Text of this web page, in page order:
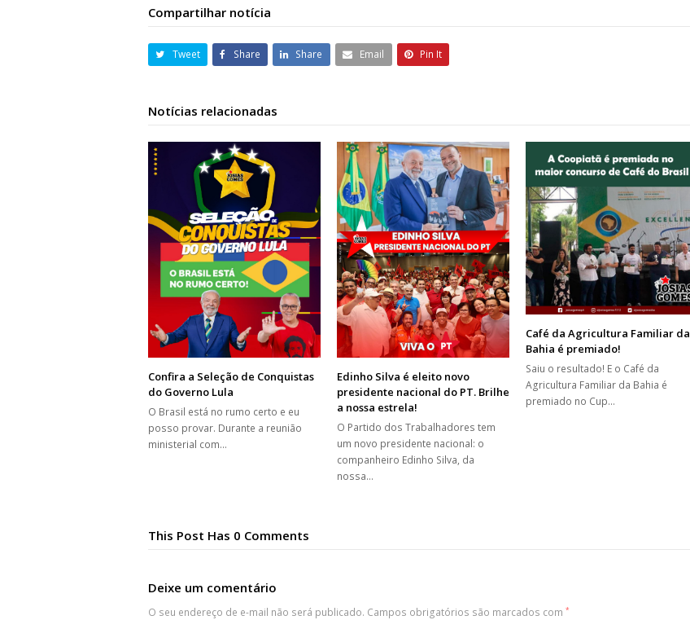
Compartilhar notícia
Tweet Share Share Email Pin It
Notícias relacionadas
Confira a Seleção de Conquistas
do Governo Lula
O Brasil está no rumo certo e eu
posso provar. Durante a reunião
ministerial com…
Edinho Silva é eleito novo
presidente nacional do PT. Brilhe
a nossa estrela!
O Partido dos Trabalhadores tem
um novo presidente nacional: o
companheiro Edinho Silva, da
nossa…
Café da Agricultura Familiar da
Bahia é premiado!
Saiu o resultado! E o Café da
Agricultura Familiar da Bahia é
premiado no Cup…
This Post Has 0 Comments
Deixe um comentário
O seu endereço de e-mail não será publicado. Campos obrigatórios são marcados com *